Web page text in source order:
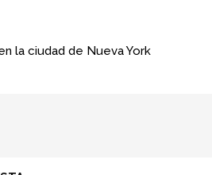
la ciudad de Nueva York